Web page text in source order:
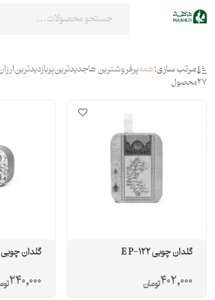
مرتب سازی:همهپرفروشترین هاجدیدترینپربازدیدترین
27محصول
گلدان چوبی E P-122
402,000تومان
گلدان چوبی P-118 H
240,000